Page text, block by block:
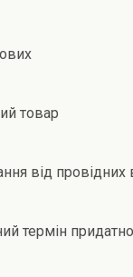
товар
від провідних
термін